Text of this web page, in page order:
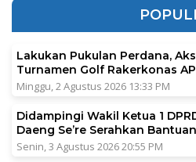
Lakukan Pukulan Perdana,
Turnamen Golf Rakerkonas
Minggu, 2 Agustus 2026 13:33 PM
Didampingi Wakil Ketua 1
Daeng Se’re Serahkan
Senin, 3 Agustus 2026 20:55 PM